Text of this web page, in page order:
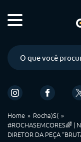
Home
Rocha)S(
#ROCHASEMCORES🌈 |
DIRETOR DA PEÇA